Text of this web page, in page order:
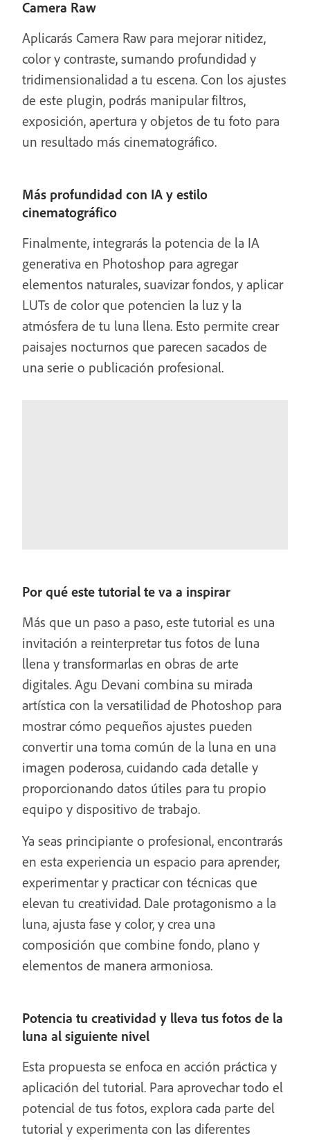
Camera Raw
Aplicarás Camera Raw para mejorar nitidez,
color y contraste, sumando profundidad y
tridimensionalidad a tu escena. Con los ajustes
de este plugin, podrás manipular filtros,
exposición, apertura y objetos de tu foto para
un resultado más cinematográfico.
Más profundidad con IA y estilo
cinematográfico
Finalmente, integrarás la potencia de la IA
generativa en Photoshop para agregar
elementos naturales, suavizar fondos, y aplicar
LUTs de color que potencien la luz y la
atmósfera de tu luna llena. Esto permite crear
paisajes nocturnos que parecen sacados de
una serie o publicación profesional.
Por qué este tutorial te va a inspirar
Más que un paso a paso, este tutorial es una
invitación a reinterpretar tus fotos de luna
llena y transformarlas en obras de arte
digitales. Agu Devani combina su mirada
artística con la versatilidad de Photoshop para
mostrar cómo pequeños ajustes pueden
convertir una toma común de la luna en una
imagen poderosa, cuidando cada detalle y
proporcionando datos útiles para tu propio
equipo y dispositivo de trabajo.
Ya seas principiante o profesional, encontrarás
en esta experiencia un espacio para aprender,
experimentar y practicar con técnicas que
elevan tu creatividad. Dale protagonismo a la
luna, ajusta fase y color, y crea una
composición que combine fondo, plano y
elementos de manera armoniosa.
Potencia tu creatividad y lleva tus fotos de la
luna al siguiente nivel
Esta propuesta se enfoca en acción práctica y
aplicación del tutorial. Para aprovechar todo el
potencial de tus fotos, explora cada parte del
tutorial y experimenta con las diferentes